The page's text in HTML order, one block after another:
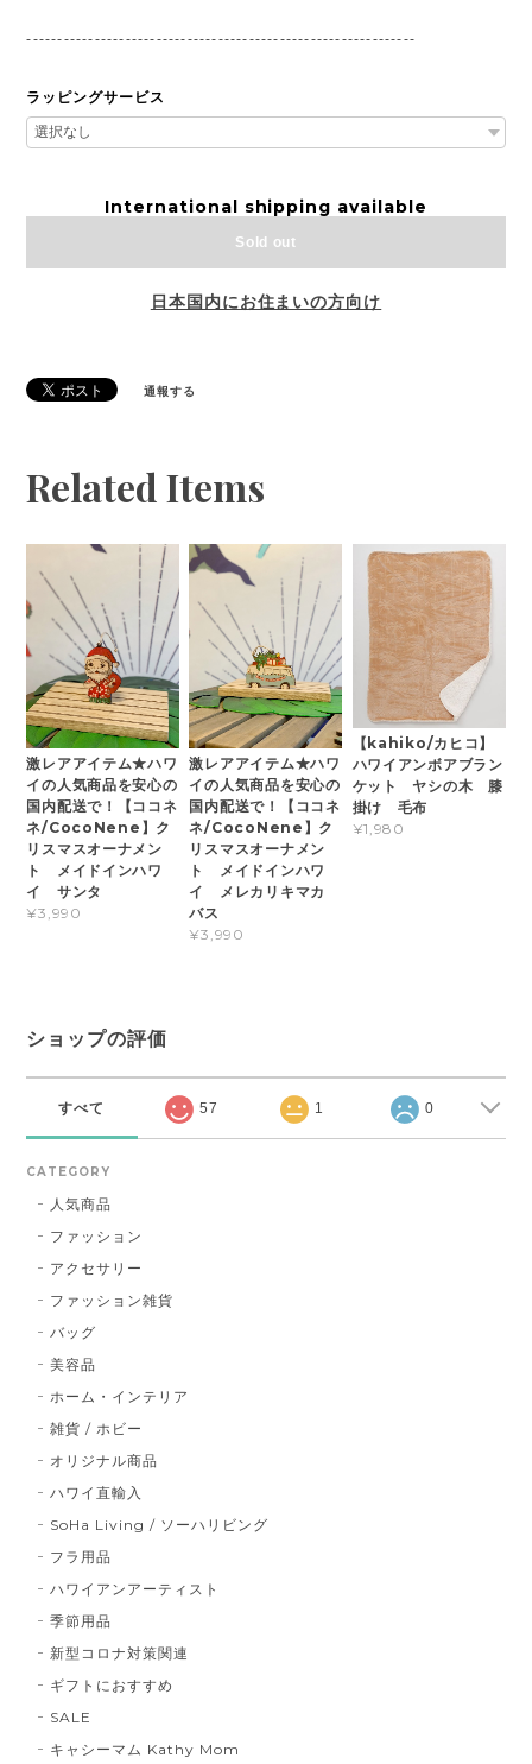
---------------------------------------------------------------
ラッピングサービス
International shipping available
Sold out
日本国内にお住まいの方向け
通報する
Related Items
激レアアイテム★ハワ
イの人気商品を安心の
国内配送で！【ココネ
ネ/CocoNene】ク
リスマスオーナメン
ト メイドインハワ
イ サンタ
¥3,990
激レアアイテム★ハワ
イの人気商品を安心の
国内配送で！【ココネ
ネ/CocoNene】ク
リスマスオーナメン
ト メイドインハワ
イ メレカリキマカ
バス
¥3,990
【kahiko/カヒコ】
ハワイアンボアブラン
ケット ヤシの木 膝
掛け 毛布
¥1,980
ショップの評価
すべて 57 1 0
CATEGORY
人気商品
ファッション
アクセサリー
ファッション雑貨
バッグ
美容品
ホーム・インテリア
雑貨 / ホビー
オリジナル商品
ハワイ直輸入
SoHa Living / ソーハリビング
フラ用品
ハワイアンアーティスト
季節用品
新型コロナ対策関連
ギフトにおすすめ
SALE
キャシーマム Kathy Mom